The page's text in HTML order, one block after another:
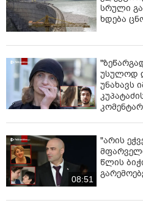
ერთადერთია, აქ უნდა
განაჩენი, ნებისმიერი სხვა
ინფორმაციისთვის,
პროცესი დაახლოებით 10
დასკვნითი სიტყვა
სასამართლომ ასევე
პროკურორების რეპლიკები.
„ბათუმელებისა“ და
მზია ამაღლობელი
სიტყვით 4 აგვისტოს, 13:00
სრული
ხდება
უსულოდ
უნახავს
08:51
"არის
წლის